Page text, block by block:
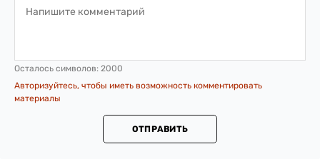
Осталось символов: 2000
Авторизуйтесь, чтобы иметь возможность комментировать
материалы
ОТПРАВИТЬ